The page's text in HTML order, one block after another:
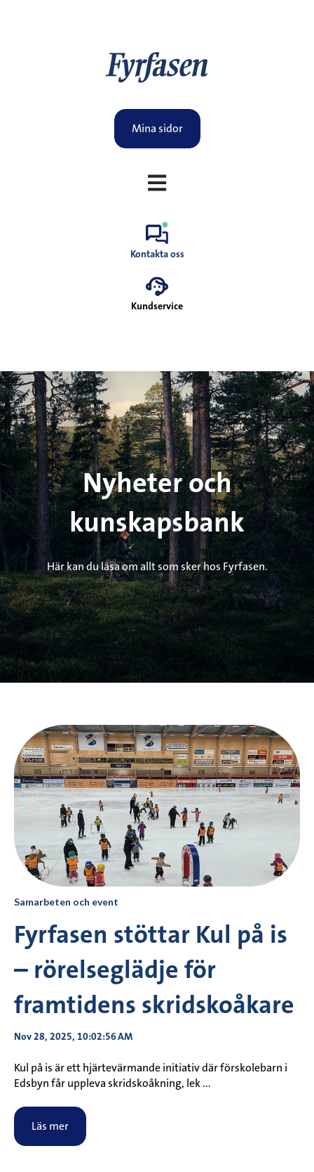
Mina sidor
Öppna huvudnavigering
Kontakta oss
Kundservice
Nyheter och
kunskapsbank
Här kan du läsa om allt som sker hos Fyrfasen.
Samarbeten och event
Fyrfasen stöttar Kul på is
– rörelseglädje för
framtidens skridskoåkare
Nov 28, 2025, 10:02:56 AM
Kul på is är ett hjärtevärmande initiativ där förskolebarn i
Edsbyn får uppleva skridskoåkning, lek ...
Läs mer